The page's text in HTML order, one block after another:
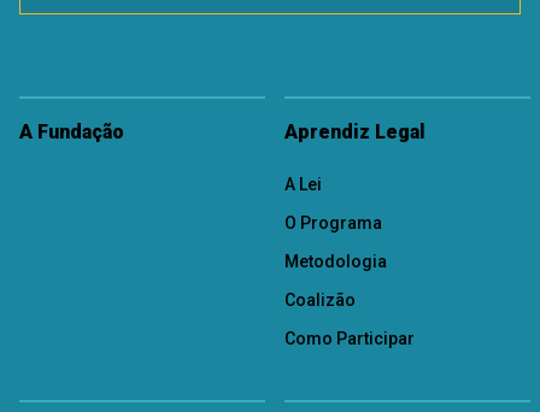
A Fundação Aprendiz Legal
A Lei
O Programa
Metodologia
Coalizão
Como Participar